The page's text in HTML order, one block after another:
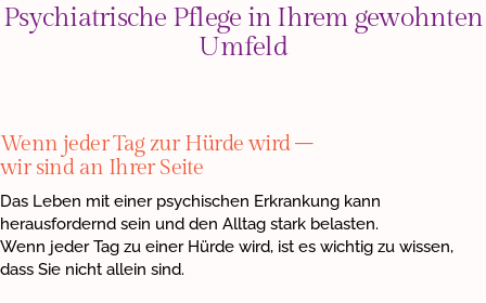
Pflege &
Psychiatrische Spitex
Über uns
Kontakt
Psychiatrische Pflege in Ihrem gewohnten
Umfeld
Wenn jeder Tag zur Hürde wird –
wir sind an Ihrer Seite
Das Leben mit einer psychischen Erkrankung kann
herausfordernd sein und den Alltag stark belasten.
Wenn jeder Tag zu einer Hürde wird, ist es wichtig zu wissen,
dass Sie nicht allein sind.